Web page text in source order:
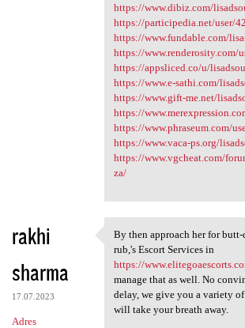
https://www.dibiz.com/
https://participedia.net/user/
https://www.fundable.com/
https://www.renderosity.com/
https://appsliced.co/u/
https://www.e-sathi.com/
https://www.gift-me.net/
https://
https://www.phraseum.com/
https://www.vaca-ps.org/
https://www.vgcheat.com/
za/
rakhi
sharma
17.07.2023
Adres
By then approach her
By then approach her for
rub,'s Escort Services in
https://
manage that as well. No
delay, we give you a variety
will take your breath away.